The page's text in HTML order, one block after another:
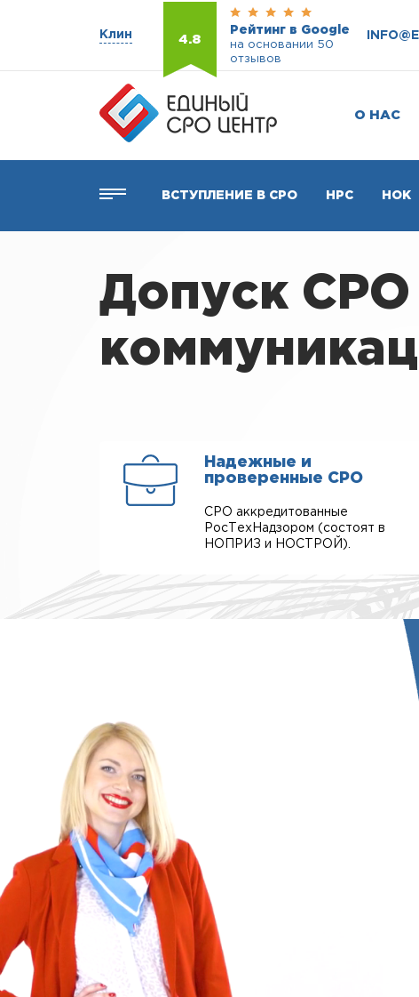
Клин 4.8
Рейтинг в Google
на основании 50
отзывов
О НАС
ВСТУПЛЕНИЕ В СРО НРС НОК
Допуск СРО
Надежные и
проверенные СРО
СРО аккредитованные
РосТехНадзором (состоят в
НОПРИЗ и НОСТРОЙ).